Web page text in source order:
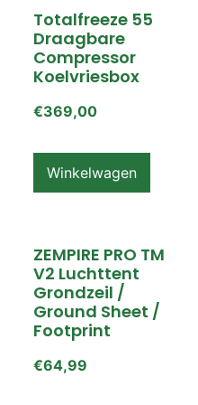
Totalfreeze 55
Draagbare
Compressor
Koelvriesbox
€369,00
Winkelwagen
ZEMPIRE PRO TM
V2 Luchttent
Grondzeil /
Ground Sheet /
Footprint
€64,99